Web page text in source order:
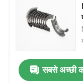
सबसे अच्छी